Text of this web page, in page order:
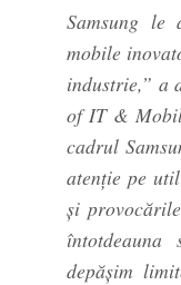
Samsung le
mobile
industrie,” a
of IT &
cadrul
atenție pe
și
depășim